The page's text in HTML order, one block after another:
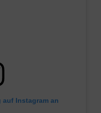
auf Instagram an